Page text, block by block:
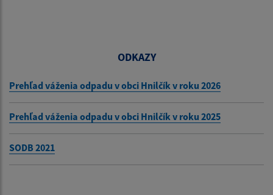
ODKAZY
Prehľad váženia odpadu v obci Hnilčík v roku 2026
Prehľad váženia odpadu v obci Hnilčík v roku 2025
SODB 2021